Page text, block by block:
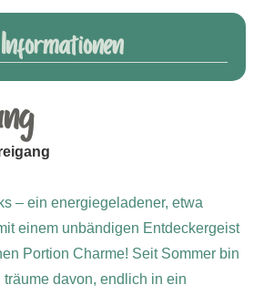
– ein energiegeladener, etwa
einem unbändigen Entdeckergeist
Portion Charme! Seit Sommer bin
davon, endlich in ein